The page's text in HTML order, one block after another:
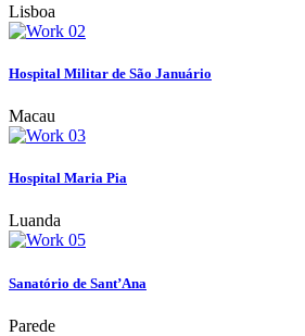
Lisboa
Hospital Militar de São Januário
Macau
Hospital Maria Pia
Luanda
Sanatório de Sant’Ana
Parede